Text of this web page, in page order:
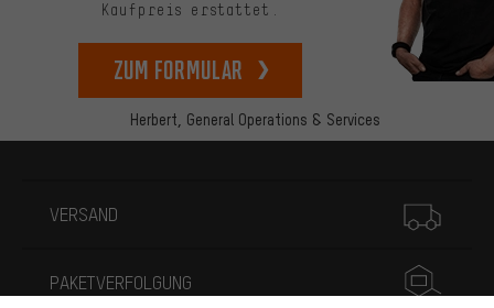
Herbert, General Operations & Services
Kaufpreis erstattet.
zum Formular
VERSAND
PAKETVERFOLGUNG
Passendere Angebote
besser zu erkennen und Dir relevante Produkte und Tipps zu
Uns interessiert, was Du in unserem Shop suchst und brauchst.